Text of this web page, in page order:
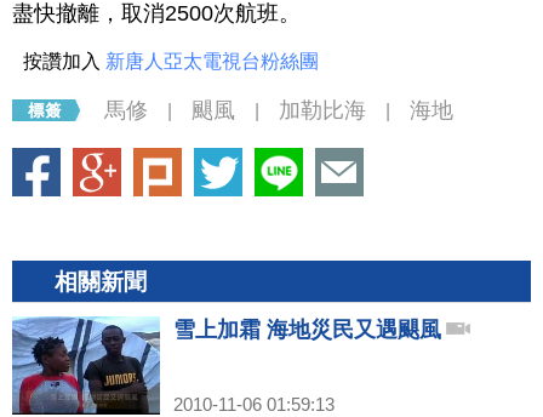
盡快撤離，取消2500次航班。
按讚加入 新唐人亞太電視台粉絲團
馬修 颶風 加勒比海 海地
相關新聞
雪上加霜 海地災民又遇颶風
2010-11-06 01:59:13